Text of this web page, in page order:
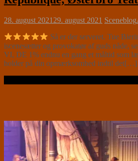
28. august 2021 29. august 2021 Sceneblog
Så er der serveret. Tue
iscenesætter og provokatør af guds nåde,
VI, DE 1% endnu en gang et måltid som
holder på din opmærksomhed indtil det[…]